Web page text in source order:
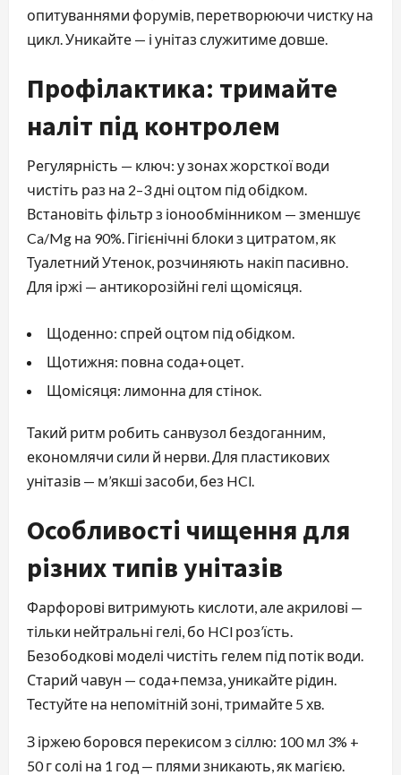
опитуваннями форумів, перетворюючи чистку на
цикл. Уникайте — і унітаз служитиме довше.
Профілактика: тримайте
наліт під контролем
Регулярність — ключ: у зонах жорсткої води
чистіть раз на 2–3 дні оцтом під обідком.
Встановіть фільтр з іонообмінником — зменшує
Ca/Mg на 90%. Гігієнічні блоки з цитратом, як
Туалетний Утенок, розчиняють накіп пасивно.
Для іржі — антикорозійні гелі щомісяця.
Щоденно: спрей оцтом під обідком.
Щотижня: повна сода+оцет.
Щомісяця: лимонна для стінок.
Такий ритм робить санвузол бездоганним,
економлячи сили й нерви. Для пластикових
унітазів — м’якші засоби, без HCl.
Особливості чищення для
різних типів унітазів
Фарфорові витримують кислоти, але акрилові —
тільки нейтральні гелі, бо HCl роз’їсть.
Безободкові моделі чистіть гелем під потік води.
Старий чавун — сода+пемза, уникайте рідин.
Тестуйте на непомітній зоні, тримайте 5 хв.
З іржею боровся перекисом з сіллю: 100 мл 3% +
50 г солі на 1 год — плями зникають, як магією.